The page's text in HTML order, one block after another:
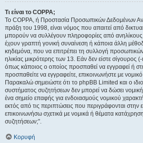
Τι είναι το COPPA;
Το COPPA, ή Προστασία Προσωπικών Δεδομένων
πράξη του 1998, είναι νόμος που απαιτεί από
μπορούν να συλλέγουν πληροφορίες από
έχουν γραπτή γονική συναίνεση ή κάποια άλλη
κηδεμόνα, που να επιτρέπει τη συλλογή
ηλικίας μικρότερης των 13. Εάν δεν είστε σίγουρος
όπως κάποιος ο οποίος προσπαθεί να εγγραφεί ή
προσπαθείτε να εγγραφείτε, επικοινωνήστε με
Παρακαλώ σημειώστε ότι το phpBB Limited και ο
συστήματος συζητήσεων δεν μπορεί να δώσει νομική
ένα σημείο επαφής για ενδοιασμούς νομικού
εκτός από τις περιπτώσεις που περιγράφονται
επικοινωνήσω σχετικά με νομικά ή θέματα
συζητήσεων;”.
Κορυφή